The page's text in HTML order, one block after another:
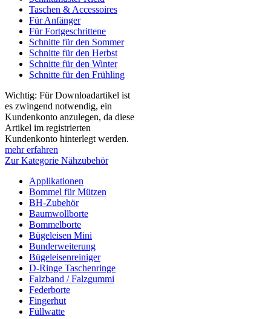
Taschen & Accessoires
Für Anfänger
Für Fortgeschrittene
Schnitte für den Sommer
Schnitte für den Herbst
Schnitte für den Winter
Schnitte für den Frühling
Wichtig: Für Downloadartikel ist
es zwingend notwendig, ein
Kundenkonto anzulegen, da diese
Artikel im registrierten
Kundenkonto hinterlegt werden.
mehr erfahren
Zur Kategorie Nähzubehör
Applikationen
Bommel für Mützen
BH-Zubehör
Baumwollborte
Bommelborte
Bügeleisen Mini
Bunderweiterung
Bügeleisenreiniger
D-Ringe Taschenringe
Falzband / Falzgummi
Federborte
Fingerhut
Füllwatte